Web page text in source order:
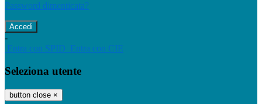
Password dimenticata?
-
Entra con SPID Entra con CIE
Seleziona utente
button close ×